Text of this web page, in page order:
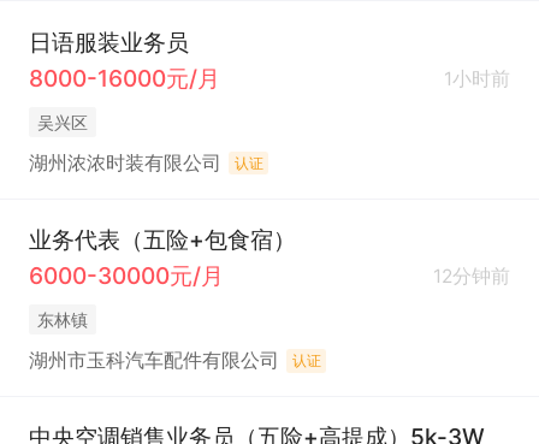
日语服装业务员
8000-16000元/月
1小时前
吴兴区
湖州浓浓时装有限公司 认证
业务代表（五险+包食宿）
6000-30000元/月
12分钟前
东林镇
湖州市玉科汽车配件有限公司 认证
中央空调销售业务员（五险+高提成）5k-3W